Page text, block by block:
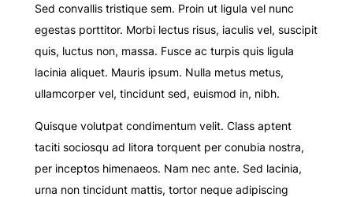
Sed convallis tristique sem. Proin ut ligula vel nunc
egestas porttitor. Morbi lectus risus, iaculis vel, suscipit
quis, luctus non, massa. Fusce ac turpis quis ligula
lacinia aliquet. Mauris ipsum. Nulla metus metus,
ullamcorper vel, tincidunt sed, euismod in, nibh.
Quisque volutpat condimentum velit. Class aptent
taciti sociosqu ad litora torquent per conubia nostra,
per inceptos himenaeos. Nam nec ante. Sed lacinia,
urna non tincidunt mattis, tortor neque adipiscing